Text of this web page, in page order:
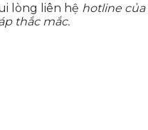
lòng liên hệ hotline của
thắc mắc.